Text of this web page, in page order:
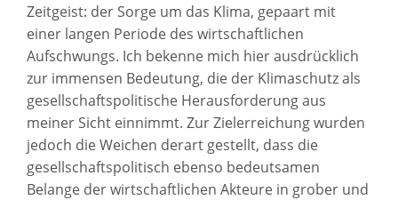
Zeitgeist: der Sorge um das Klima, gepaart mit
einer langen Periode des wirtschaftlichen
Aufschwungs. Ich bekenne mich hier ausdrücklich
zur immensen Bedeutung, die der Klimaschutz als
gesellschaftspolitische Herausforderung aus
meiner Sicht einnimmt. Zur Zielerreichung wurden
jedoch die Weichen derart gestellt, dass die
gesellschaftspolitisch ebenso bedeutsamen
Belange der wirtschaftlichen Akteure in grober und